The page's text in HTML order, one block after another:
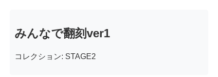
みんなで翻刻ver1
コレクション: STAGE2